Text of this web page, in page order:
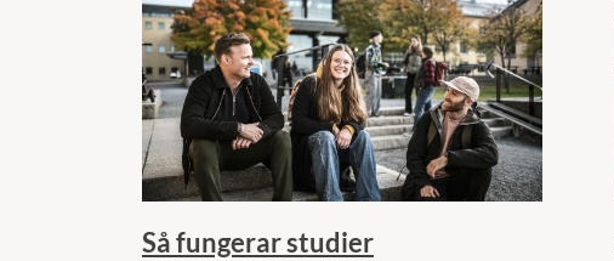
Så fungerar studier